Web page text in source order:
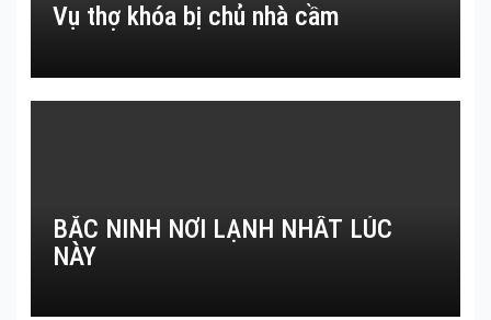
Vụ thợ khóa bị chủ nhà cầm
BẮC NINH NƠI LẠNH NHẤT LÚC
NÀY